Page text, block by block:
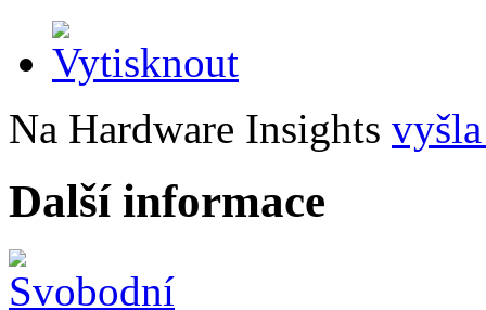
Na Hardware Insights
Další informace